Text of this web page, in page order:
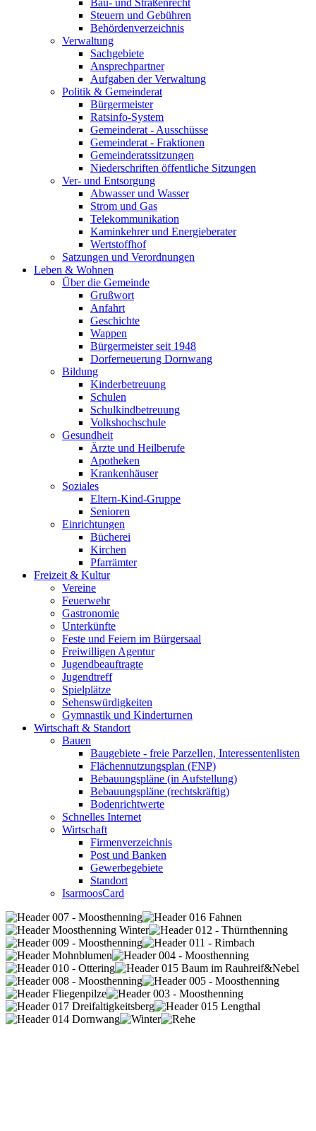
Bau- und Straßenrecht
Steuern und Gebühren
Behördenverzeichnis
Verwaltung
Sachgebiete
Ansprechpartner
Aufgaben der Verwaltung
Politik & Gemeinderat
Bürgermeister
Ratsinfo-System
Gemeinderat - Ausschüsse
Gemeinderat - Fraktionen
Gemeinderatssitzungen
Niederschriften öffentliche Sitzungen
Ver- und Entsorgung
Abwasser und Wasser
Strom und Gas
Telekommunikation
Kaminkehrer und Energieberater
Wertstoffhof
Satzungen und Verordnungen
Leben & Wohnen
Über die Gemeinde
Grußwort
Anfahrt
Geschichte
Wappen
Bürgermeister seit 1948
Dorferneuerung Dornwang
Bildung
Kinderbetreuung
Schulen
Schulkindbetreuung
Volkshochschule
Gesundheit
Ärzte und Heilberufe
Apotheken
Krankenhäuser
Soziales
Eltern-Kind-Gruppe
Senioren
Einrichtungen
Bücherei
Kirchen
Pfarrämter
Freizeit & Kultur
Vereine
Feuerwehr
Gastronomie
Unterkünfte
Feste und Feiern im Bürgersaal
Freiwilligen Agentur
Jugendbeauftragte
Jugendtreff
Spielplätze
Sehenswürdigkeiten
Gymnastik und Kinderturnen
Wirtschaft & Standort
Bauen
Baugebiete - freie Parzellen, Interessentenlisten
Flächennutzungsplan (FNP)
Bebauungspläne (in Aufstellung)
Bebauungspläne (rechtskräftig)
Bodenrichtwerte
Schnelles Internet
Wirtschaft
Firmenverzeichnis
Post und Banken
Gewerbegebiete
Standort
IsarmoosCard